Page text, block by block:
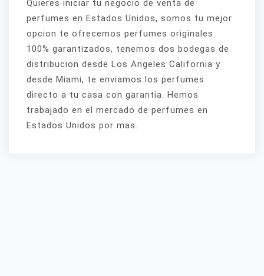
Quieres iniciar tu negocio de venta de
perfumes en Estados Unidos, somos tu mejor
opcion te ofrecemos perfumes originales
100% garantizados, tenemos dos bodegas de
distribucion desde Los Angeles California y
desde Miami, te enviamos los perfumes
directo a tu casa con garantia. Hemos
trabajado en el mercado de perfumes en
Estados Unidos por mas.